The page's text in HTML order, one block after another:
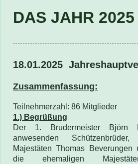
DAS JAHR 2025
18.01.2025
Zusammenfassung:
Teilnehmerzahl: 86 Mitglieder
1.) Begrüßung
Der 1. Brudermeister Björn
anwesenden
Majestäten Thomas Beverungen
die ehemaligen